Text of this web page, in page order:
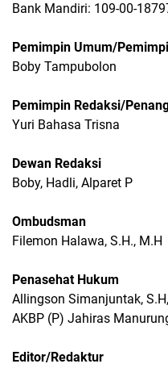
Bank Mandiri: 109-00-
Pemimpin Umum/
Boby Tampubolon
Pemimpin Redaksi/
Yuri Bahasa Trisna
Dewan Redaksi
Boby, Hadli, Alparet P
Ombudsman
Filemon Halawa, S.H., M.H
Penasehat Hukum
Allingson Simanjuntak,
AKBP (P) Jahiras
Editor/Redaktur